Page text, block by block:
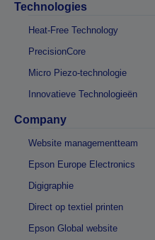
Technologies
Heat-Free Technology
PrecisionCore
Micro Piezo-technologie
Innovatieve Technologieën
Company
Website managementteam
Epson Europe Electronics
Digigraphie
Direct op textiel printen
Epson Global website